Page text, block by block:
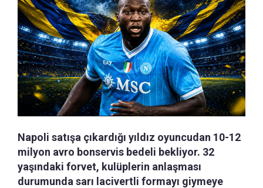
Napoli satışa çıkardığı yıldız oyuncudan 10-12
milyon avro bonservis bedeli bekliyor. 32
yaşındaki forvet, kulüplerin anlaşması
durumunda sarı lacivertli formayı giymeye